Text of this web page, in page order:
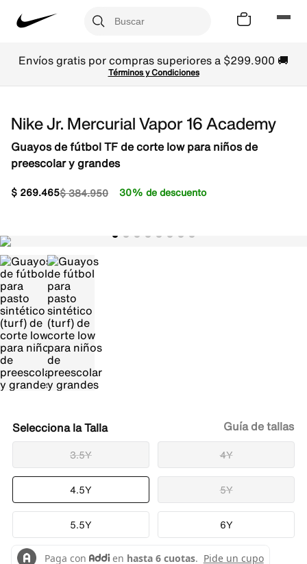
Envíos gratis por compras superiores a $299.900 🚚
Términos y Condiciones
Nike Jr. Mercurial Vapor 16 Academy
Guayos de fútbol TF de corte low para niños de
preescolar y grandes
$384.950
$ 269.465 30% de descuento
Talla
3.5Y 4Y
4.5Y 5Y
5.5Y 6Y
Guía de tallas